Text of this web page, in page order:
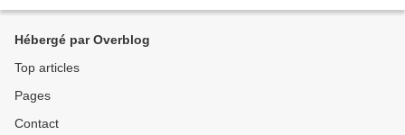
Hébergé par Overblog
Top articles
Pages
Contact